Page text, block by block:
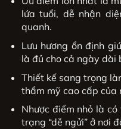
lứa tuổi, dễ nhận
quanh.
Lưu hương ổn định
là đủ cho cả ngày dài
Thiết kế sang trọng
thẩm mỹ cao cấp của
Nhược điểm nhỏ là
trạng “dễ ngửi” ở nơi